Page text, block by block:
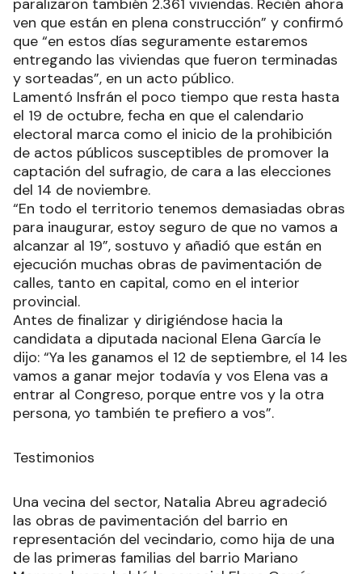
ven que están en plena construcción” y confirmó
que “en estos días seguramente estaremos
entregando las viviendas que fueron terminadas
y sorteadas”, en un acto público.
Lamentó Insfrán el poco tiempo que resta hasta
el 19 de octubre, fecha en que el calendario
electoral marca como el inicio de la prohibición
de actos públicos susceptibles de promover la
captación del sufragio, de cara a las elecciones
del 14 de noviembre.
“En todo el territorio tenemos demasiadas obras
para inaugurar, estoy seguro de que no vamos a
alcanzar al 19”, sostuvo y añadió que están en
ejecución muchas obras de pavimentación de
calles, tanto en capital, como en el interior
provincial.
Antes de finalizar y dirigiéndose hacia la
candidata a diputada nacional Elena García le
dijo: “Ya les ganamos el 12 de septiembre, el 14 les
vamos a ganar mejor todavía y vos Elena vas a
entrar al Congreso, porque entre vos y la otra
persona, yo también te prefiero a vos”.
Testimonios
Una vecina del sector, Natalia Abreu agradeció
las obras de pavimentación del barrio en
representación del vecindario, como hija de una
de las primeras familias del barrio Mariano